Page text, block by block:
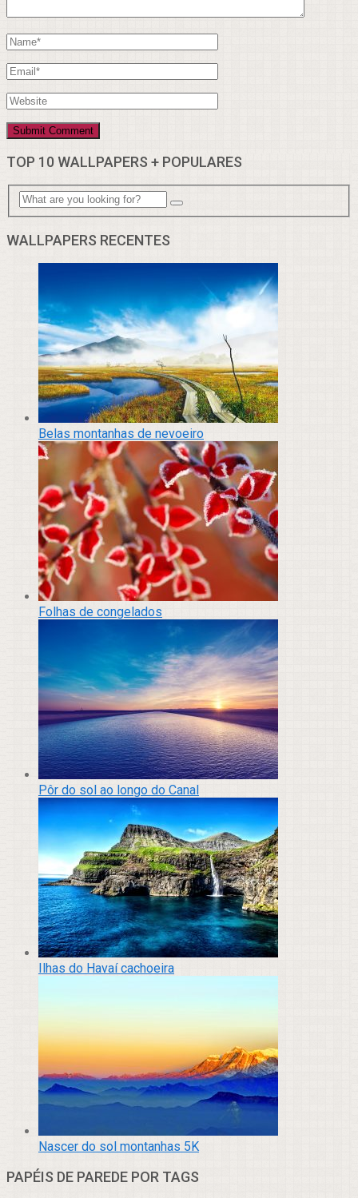
TOP 10 WALLPAPERS + POPULARES
WALLPAPERS RECENTES
Belas montanhas de nevoeiro
Folhas de congelados
Pôr do sol ao longo do Canal
Ilhas do Havaí cachoeira
Nascer do sol montanhas 5K
PAPÉIS DE PAREDE POR TAGS